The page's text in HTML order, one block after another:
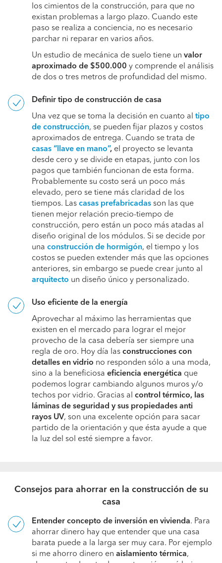
los cimientos de la construcción, para que no
existan problemas a largo plazo. Cuando este
paso se realiza a conciencia, no es necesario
parchar ni reparar en varios años.
Un estudio de mecánica de suelo tiene un valor
aproximado de $500.000 y comprende el análisis
de dos o tres metros de profundidad del mismo.
Definir tipo de construcción de casa
Una vez que se toma la decisión en cuanto al tipo
de construcción, se pueden fijar plazos y costos
aproximados de entrega. Cuando se trata de
casas “llave en mano”, el proyecto se levanta
desde cero y se divide en etapas, junto con los
pagos que también funcionan de esta forma.
Probablemente su costo será un poco más
elevado, pero se tiene más claridad de los
tiempos. Las casas prefabricadas son las que
tienen mejor relación precio-tiempo de
construcción, pero están un poco más atadas al
diseño original de los módulos. Si se decide por
una construcción de hormigón, el tiempo y los
costos se pueden extender más que las opciones
anteriores, sin embargo se puede crear junto al
arquitecto un diseño único y personalizado.
Uso eficiente de la energía
Aprovechar al máximo las herramientas que
existen en el mercado para lograr el mejor
provecho de la casa debería ser siempre una
regla de oro. Hoy día las construcciones con
detalles en vidrio no responden sólo a una moda,
sino a la beneficiosa eficiencia energética que
podemos lograr cambiando algunos muros y/o
techos por vidrio. Gracias al control térmico, las
láminas de seguridad y sus propiedades anti
rayos UV, son una excelente opción para sacar
partido de la orientación y que ésta ayude a que
la luz del sol esté siempre a favor.
Consejos para ahorrar en la construcción de su
casa
Entender concepto de inversión en vivienda. Para
ahorrar dinero hay que entender que una casa
barata puede a la larga ser muy cara. Por ejemplo
si me ahorro dinero en aislamiento térmica,